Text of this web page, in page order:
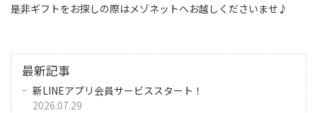
是非ギフトをお探しの際はメゾネットへお越しくださいませ♪
最新記事
新LINEアプリ会員サービススタート！
2026.07.29